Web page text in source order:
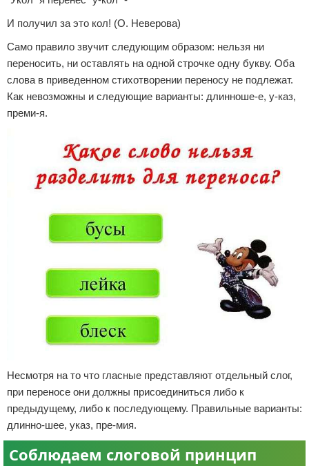
И получил за это кол! (О. Неверова)
Само правило звучит следующим образом: нельзя ни
переносить, ни оставлять на одной строчке одну букву. Оба
слова в приведенном стихотворении переносу не подлежат.
Как невозможны и следующие варианты: длинноше-е, у-каз,
преми-я.
Несмотря на то что гласные представляют отдельный слог,
при переносе они должны присоединиться либо к
предыдущему, либо к последующему. Правильные варианты:
длинно-шее, указ, пре-мия.
Соблюдаем слоговой принцип